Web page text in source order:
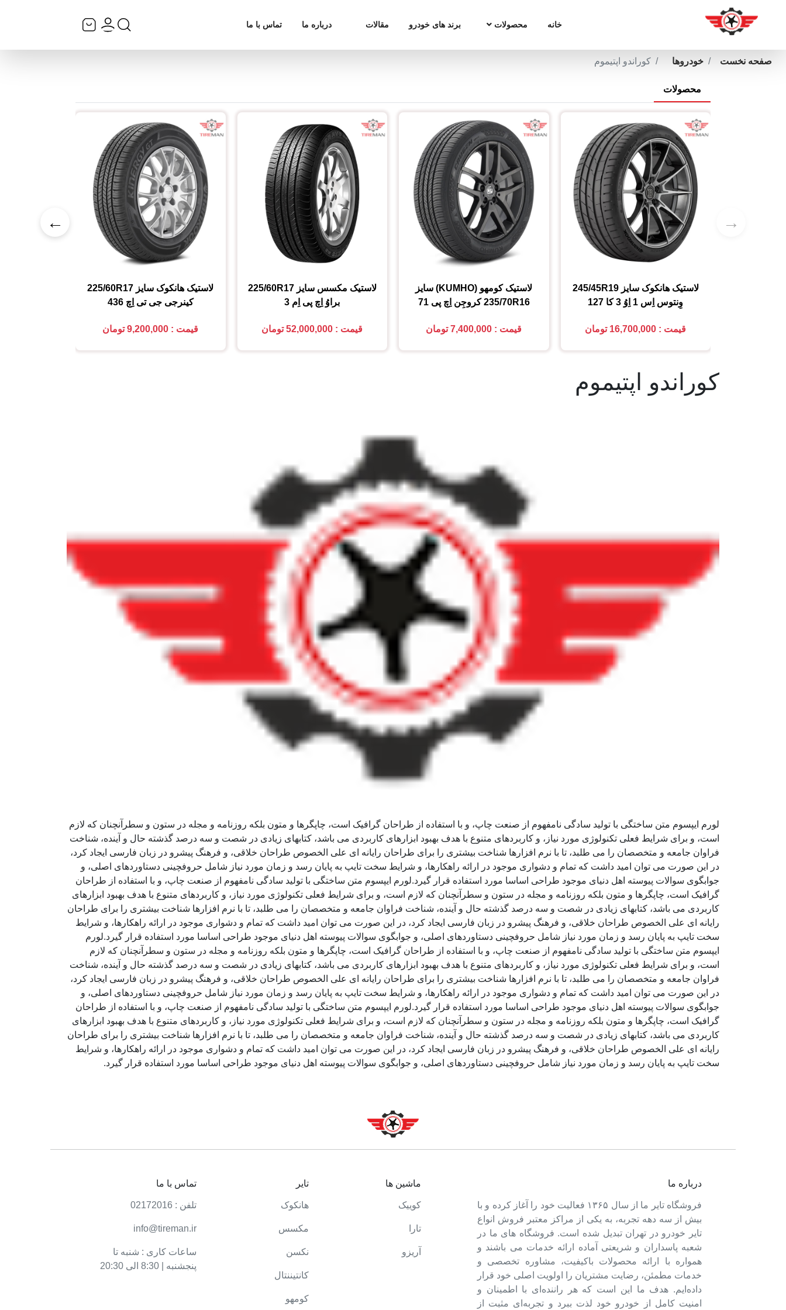
خانه محصولات برند های خودرو مقالات درباره ما تماس با ما
صفحه نخست خودروها کوراندو اپتیموم
محصولات
→
←
لاستیک هانکوک سایز 245/45R19
وِنتوس اِس 1 اِوُ 3 کا 127
قیمت : 16,700,000 تومان
لاستیک کومهو (KUMHO)
سایز
235/70R16 کروجِن اِچ پی 71
قیمت : 7,400,000 تومان
لاستیک مکسس سایز 225/60R17
براوُ اِچ پی اِم 3
قیمت : 52,000,000 تومان
لاستیک هانکوک سایز 225/60R17
کینرجی جی تی اِچ 436
قیمت : 9,200,000 تومان
کوراندو اپتیموم
لورم ایپسوم متن ساختگی با تولید سادگی نامفهوم از صنعت چاپ، و با استفاده از طراحان گرافیک است، چاپگرها و متون بلکه روزنامه و مجله در ستون و سطرآنچنان که لازم
است، و برای شرایط فعلی تکنولوژی مورد نیاز، و کاربردهای متنوع با هدف بهبود ابزارهای کاربردی می باشد، کتابهای زیادی در شصت و سه درصد گذشته حال و آینده، شناخت
فراوان جامعه و متخصصان را می طلبد، تا با نرم افزارها شناخت بیشتری را برای طراحان رایانه ای علی الخصوص طراحان خلاقی، و فرهنگ پیشرو در زبان فارسی ایجاد کرد،
در این صورت می توان امید داشت که تمام و دشواری موجود در ارائه راهکارها، و شرایط سخت تایپ به پایان رسد و زمان مورد نیاز شامل حروفچینی دستاوردهای اصلی، و
جوابگوی سوالات پیوسته اهل دنیای موجود طراحی اساسا مورد استفاده قرار گیرد.لورم ایپسوم متن ساختگی با تولید سادگی نامفهوم از صنعت چاپ، و با استفاده از طراحان
گرافیک است، چاپگرها و متون بلکه روزنامه و مجله در ستون و سطرآنچنان که لازم است، و برای شرایط فعلی تکنولوژی مورد نیاز، و کاربردهای متنوع با هدف بهبود ابزارهای
کاربردی می باشد، کتابهای زیادی در شصت و سه درصد گذشته حال و آینده، شناخت فراوان جامعه و متخصصان را می طلبد، تا با نرم افزارها شناخت بیشتری را برای طراحان
رایانه ای علی الخصوص طراحان خلاقی، و فرهنگ پیشرو در زبان فارسی ایجاد کرد، در این صورت می توان امید داشت که تمام و دشواری موجود در ارائه راهکارها، و شرایط
سخت تایپ به پایان رسد و زمان مورد نیاز شامل حروفچینی دستاوردهای اصلی، و جوابگوی سوالات پیوسته اهل دنیای موجود طراحی اساسا مورد استفاده قرار گیرد.لورم
ایپسوم متن ساختگی با تولید سادگی نامفهوم از صنعت چاپ، و با استفاده از طراحان گرافیک است، چاپگرها و متون بلکه روزنامه و مجله در ستون و سطرآنچنان که لازم
است، و برای شرایط فعلی تکنولوژی مورد نیاز، و کاربردهای متنوع با هدف بهبود ابزارهای کاربردی می باشد، کتابهای زیادی در شصت و سه درصد گذشته حال و آینده، شناخت
فراوان جامعه و متخصصان را می طلبد، تا با نرم افزارها شناخت بیشتری را برای طراحان رایانه ای علی الخصوص طراحان خلاقی، و فرهنگ پیشرو در زبان فارسی ایجاد کرد،
در این صورت می توان امید داشت که تمام و دشواری موجود در ارائه راهکارها، و شرایط سخت تایپ به پایان رسد و زمان مورد نیاز شامل حروفچینی دستاوردهای اصلی، و
جوابگوی سوالات پیوسته اهل دنیای موجود طراحی اساسا مورد استفاده قرار گیرد.لورم ایپسوم متن ساختگی با تولید سادگی نامفهوم از صنعت چاپ، و با استفاده از طراحان
گرافیک است، چاپگرها و متون بلکه روزنامه و مجله در ستون و سطرآنچنان که لازم است، و برای شرایط فعلی تکنولوژی مورد نیاز، و کاربردهای متنوع با هدف بهبود ابزارهای
کاربردی می باشد، کتابهای زیادی در شصت و سه درصد گذشته حال و آینده، شناخت فراوان جامعه و متخصصان را می طلبد، تا با نرم افزارها شناخت بیشتری را برای طراحان
رایانه ای علی الخصوص طراحان خلاقی، و فرهنگ پیشرو در زبان فارسی ایجاد کرد، در این صورت می توان امید داشت که تمام و دشواری موجود در ارائه راهکارها، و شرایط
سخت تایپ به پایان رسد و زمان مورد نیاز شامل حروفچینی دستاوردهای اصلی، و جوابگوی سوالات پیوسته اهل دنیای موجود طراحی اساسا مورد استفاده قرار گیرد.
درباره ما
فروشگاه تایر ما از سال ۱۳۶۵ فعالیت خود را آغاز کرده و با
بیش از سه دهه تجربه، به یکی از مراکز معتبر فروش انواع
تایر خودرو در تهران تبدیل شده است. فروشگاه های ما در
شعبه پاسداران و شریعتی آماده ارائه خدمات می باشند و
همواره با ارائه محصولات باکیفیت، مشاوره تخصصی و
خدمات مطمئن، رضایت مشتریان را اولویت اصلی خود قرار
داده‌ایم. هدف ما این است که هر راننده‌ای با اطمینان و
امنیت کامل از خودرو خود لذت ببرد و تجربه‌ای مثبت از
ماشین ها
کوییک
تارا
آریزو
تایر
هانکوک
مکسس
نکسن
کانتیننتال
کومهو
تماس با ما
تلفن : 02172016
info@tireman.ir
ساعات کاری : شنبه تا
پنجشنبه | 8:30 الی 20:30